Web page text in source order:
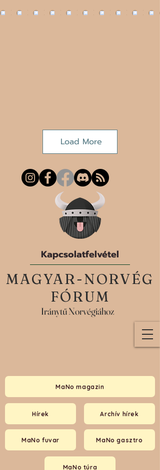
MAGYAR-NORVÉG
FÓRUM
Iránytű Norvégiához
Hírek
MaNo magazin
MaNo fuvar MaNo gasztro
MaNo túra
Archív hírek
Kapcsolatfelvétel
Load More